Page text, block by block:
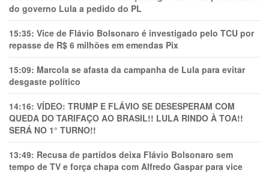
do governo Lula a pedido do PL
15:35: Vice de Flávio Bolsonaro é investigado pelo TCU por
repasse de R$ 6 milhões em emendas Pix
15:09: Marcola se afasta da campanha de Lula para evitar
desgaste político
14:16: VÍDEO: TRUMP E FLÁVIO SE DESESPERAM COM
QUEDA DO TARIFAÇO AO BRASIL!! LULA RINDO À TOA!!
SERÁ NO 1° TURNO!!
13:49: Recusa de partidos deixa Flávio Bolsonaro sem
tempo de TV e força chapa com Alfredo Gaspar para vice